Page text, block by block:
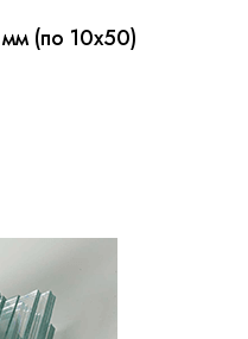
(по 10х50)